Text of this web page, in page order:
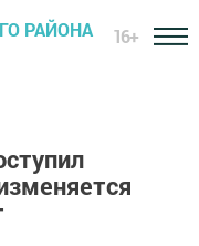
РАЙОНА 16+